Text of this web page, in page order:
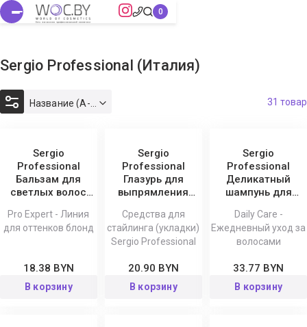
Sergio Professional (Италия)
31 товар
Sergio
Professional
Бальзам для
светлых волос
антижелтым
эффектом Pro
Pro Expert - Линия
для оттенков блонд
18.38 BYN
В корзину
Sergio
Professional
Глазурь для
выпрямления
Средства для
стайлинга (укладки)
Sergio Professional
20.90 BYN
В корзину
Sergio
Professional
Деликатный
шампунь для
Daily Care 1000 мл
Daily Care -
Ежедневный уход за
волосами
33.77 BYN
В корзину